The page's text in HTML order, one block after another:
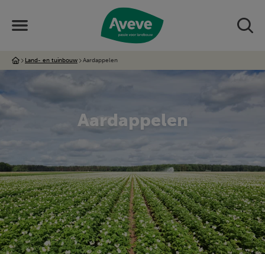
Land- en tuinbouw Aardappelen
Aardappelen